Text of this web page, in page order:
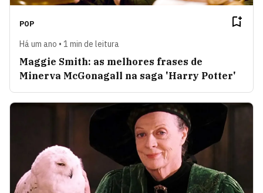
POP
Há um ano • 1 min de leitura
Maggie Smith: as melhores frases de
Minerva McGonagall na saga 'Harry Potter'